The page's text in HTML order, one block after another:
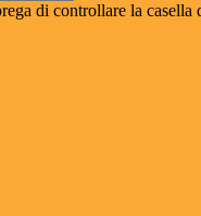
di controllare la casella